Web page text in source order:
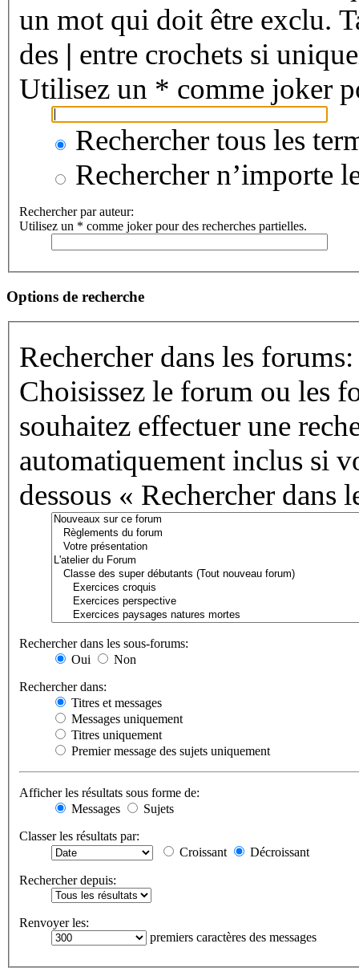
un mot qui doit être exclu.
des | entre crochets si
Utilisez un * comme joker
Rechercher tous les
Rechercher n’importe
Rechercher par auteur:
Utilisez un * comme joker pour des recherches partielles.
Options de recherche
Rechercher dans les forums:
Choisissez le forum ou les
souhaitez effectuer une
automatiquement inclus si
dessous « Rechercher dans
Rechercher dans les sous-forums:
Oui
Non
Rechercher dans:
Titres et messages
Messages uniquement
Titres uniquement
Premier message des sujets uniquement
Afficher les résultats sous forme de:
Messages
Sujets
Classer les résultats par:
Croissant
Décroissant
Rechercher depuis:
Renvoyer les:
premiers caractères des messages